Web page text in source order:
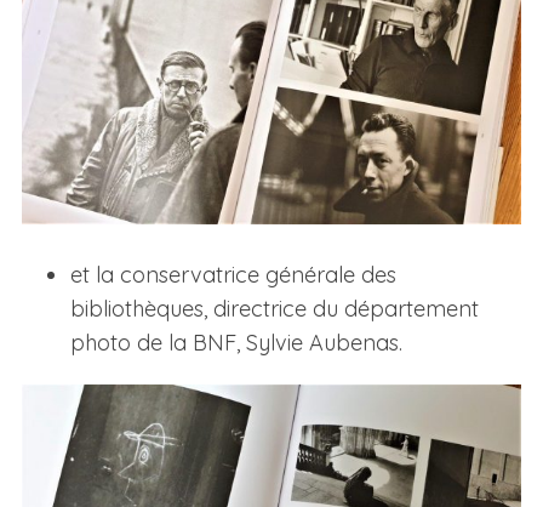
et la conservatrice générale des
bibliothèques, directrice du département
photo de la BNF, Sylvie Aubenas.